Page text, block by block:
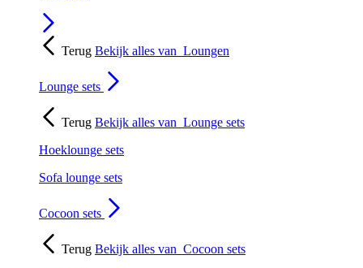
Terug Bekijk alles van Loungen
Lounge sets
Terug Bekijk alles van Lounge sets
Hoeklounge sets
Sofa lounge sets
Cocoon sets
Terug Bekijk alles van Cocoon sets